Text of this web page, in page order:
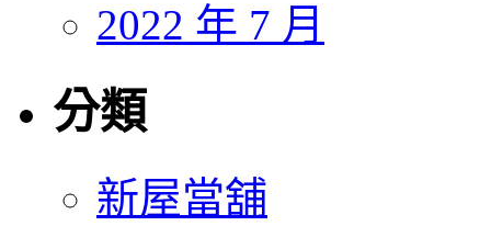
2022 年 7 月
分類
新屋當舖